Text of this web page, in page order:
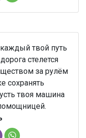
твой путь
стелется
за рулём
сохранять
твоя машина